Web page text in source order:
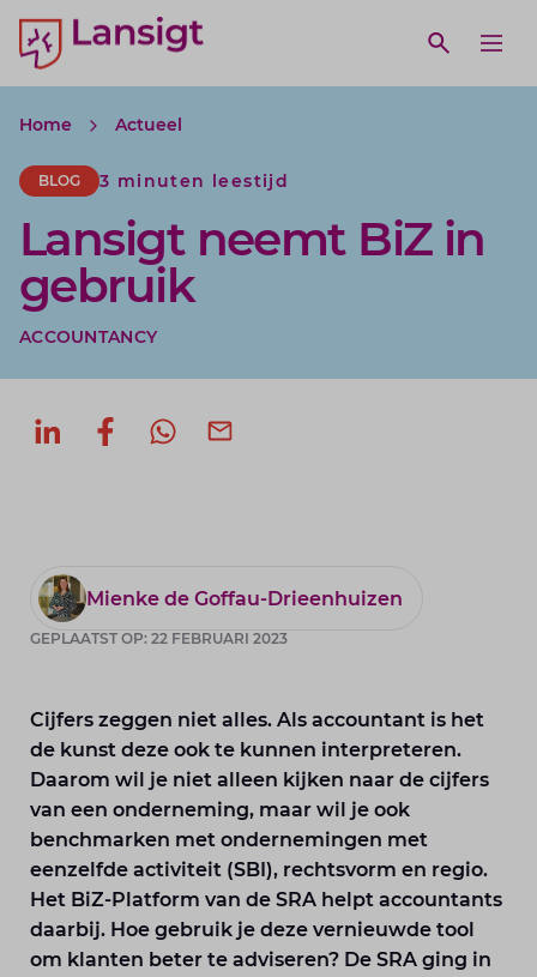
Lansigt Accountants logo
Open
search website
Home Actueel
BLOG 3 minuten leestijd
Lansigt neemt BiZ in
gebruik
ACCOUNTANCY
Deel op LinkedIn
Deel op Facebook
Mienke de Goffau-Drieenhuizen
GEPLAATST OP: 22 FEBRUARI 2023
Cijfers zeggen niet alles. Als accountant is het
de kunst deze ook te kunnen interpreteren.
Daarom wil je niet alleen kijken naar de cijfers
van een onderneming, maar wil je ook
benchmarken met ondernemingen met
eenzelfde activiteit (SBI), rechtsvorm en regio.
Het BiZ-Platform van de SRA helpt accountants
daarbij. Hoe gebruik je deze vernieuwde tool
om klanten beter te adviseren? De SRA ging in